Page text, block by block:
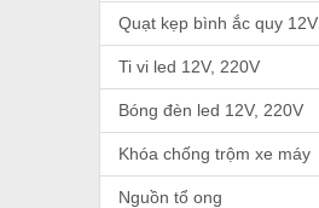
Quạt kẹp bình ắc quy 12V
Ti vi led 12V, 220V
Bóng đèn led 12V, 220V
Khóa chống trộm xe máy
Nguồn tổ ong